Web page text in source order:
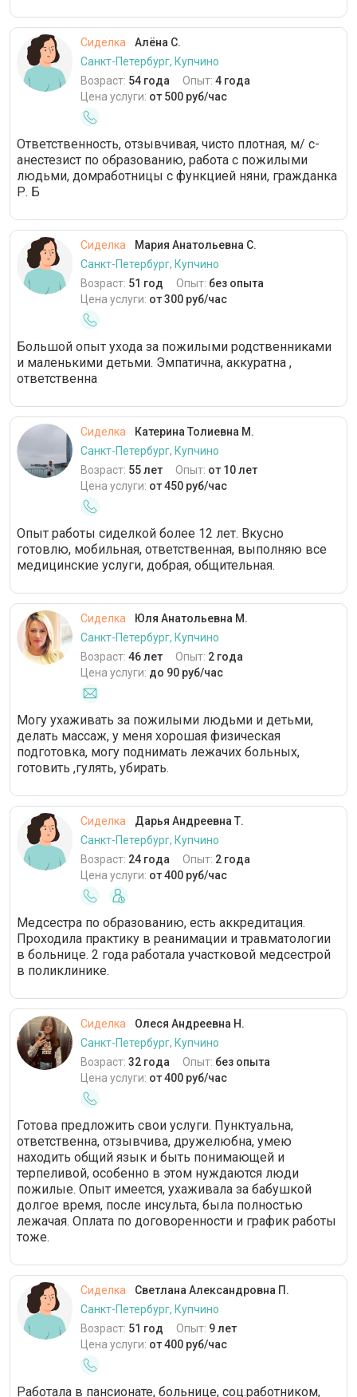
Сиделка
Алёна С.
Санкт-Петербург, Купчино
Возраст: 54 года Опыт: 4 года
Цена услуги: от 500 руб/час
Ответственность, отзывчивая, чисто плотная, м/ с-
анестезист по образованию, работа с пожилыми
людьми, домработницы с функцией няни, гражданка
Р. Б
Сиделка
Мария Анатольевна С.
Санкт-Петербург, Купчино
Возраст: 51 год Опыт: без опыта
Цена услуги: от 300 руб/час
Большой опыт ухода за пожилыми родственниками
и маленькими детьми. Эмпатична, аккуратна ,
ответственна
Сиделка
Катерина Толиевна М.
Санкт-Петербург, Купчино
Возраст: 55 лет Опыт: от 10 лет
Цена услуги: от 450 руб/час
Опыт работы сиделкой более 12 лет. Вкусно
готовлю, мобильная, ответственная, выполняю все
медицинские услуги, добрая, общительная.
Сиделка
Юля Анатольевна М.
Санкт-Петербург, Купчино
Возраст: 46 лет Опыт: 2 года
Цена услуги: до 90 руб/час
Могу ухаживать за пожилыми людьми и детьми,
делать массаж, у меня хорошая физическая
подготовка, могу поднимать лежачих больных,
готовить ,гулять, убирать.
Сиделка
Дарья Андреевна Т.
Санкт-Петербург, Купчино
Возраст: 24 года Опыт: 2 года
Цена услуги: от 400 руб/час
Медсестра по образованию, есть аккредитация.
Проходила практику в реанимации и травматологии
в больнице. 2 года работала участковой медсестрой
в поликлинике.
Сиделка
Олеся Андреевна Н.
Санкт-Петербург, Купчино
Возраст: 32 года Опыт: без опыта
Цена услуги: от 400 руб/час
Готова предложить свои услуги. Пунктуальна,
ответственна, отзывчива, дружелюбна, умею
находить общий язык и быть понимающей и
терпеливой, особенно в этом нуждаются люди
пожилые. Опыт имеется, ухаживала за бабушкой
долгое время, после инсульта, была полностью
лежачая. Оплата по договоренности и график работы
тоже.
Сиделка
Светлана Александровна П.
Санкт-Петербург, Купчино
Возраст: 51 год Опыт: 9 лет
Цена услуги: от 400 руб/час
Работала в пансионате, больнице, соц.работником,